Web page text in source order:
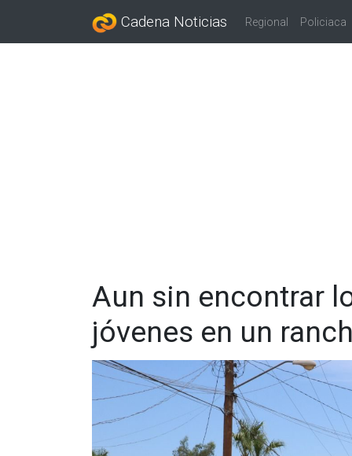
Cadena Noticias Regional Policiaca
Aun sin encontrar
jóvenes en un